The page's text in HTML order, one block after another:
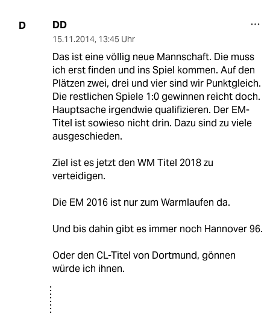
D DD
15.11.2014, 13:45 Uhr
Das ist eine völlig neue Mannschaft. Die muss
ich erst finden und ins Spiel kommen. Auf den
Plätzen zwei, drei und vier sind wir Punktgleich.
Die restlichen Spiele 1:0 gewinnen reicht doch.
Hauptsache irgendwie qualifizieren. Der EM-
Titel ist sowieso nicht drin. Dazu sind zu viele
ausgeschieden.
Ziel ist es jetzt den WM Titel 2018 zu
verteidigen.
Die EM 2016 ist nur zum Warmlaufen da.
Und bis dahin gibt es immer noch Hannover 96.
Oder den CL-Titel von Dortmund, gönnen
würde ich ihnen.